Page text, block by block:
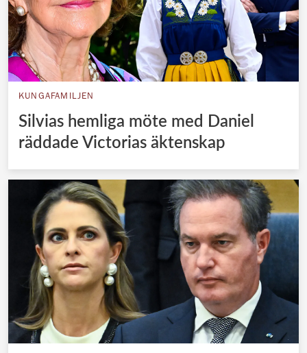
KUNGAFAMILJEN
Silvias hemliga möte med Daniel
räddade Victorias äktenskap